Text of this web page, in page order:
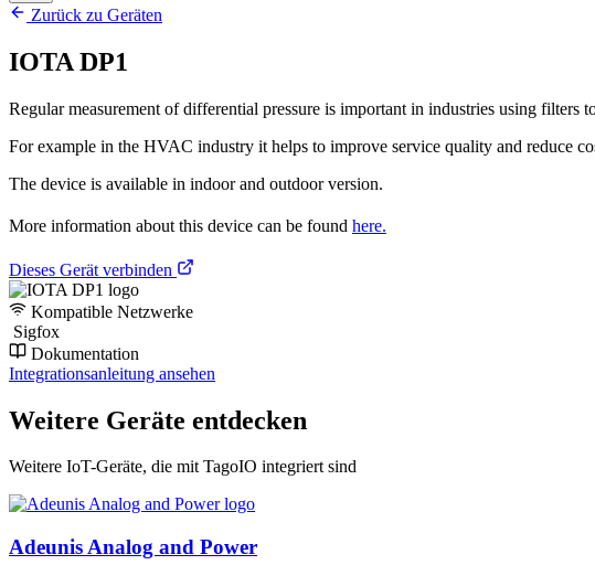
Zurück zu Geräten
IOTA DP1
Regular measurement of differential pressure is important in industries using filters
For example in the HVAC industry it helps to improve service quality and reduce
The device is available in indoor and outdoor version.
More information about this device can be found here.
Dieses Gerät verbinden
Kompatible Netzwerke
Sigfox
Dokumentation
Integrationsanleitung ansehen
Weitere Geräte entdecken
Weitere IoT-Geräte, die mit TagoIO integriert sind
Adeunis Analog and Power